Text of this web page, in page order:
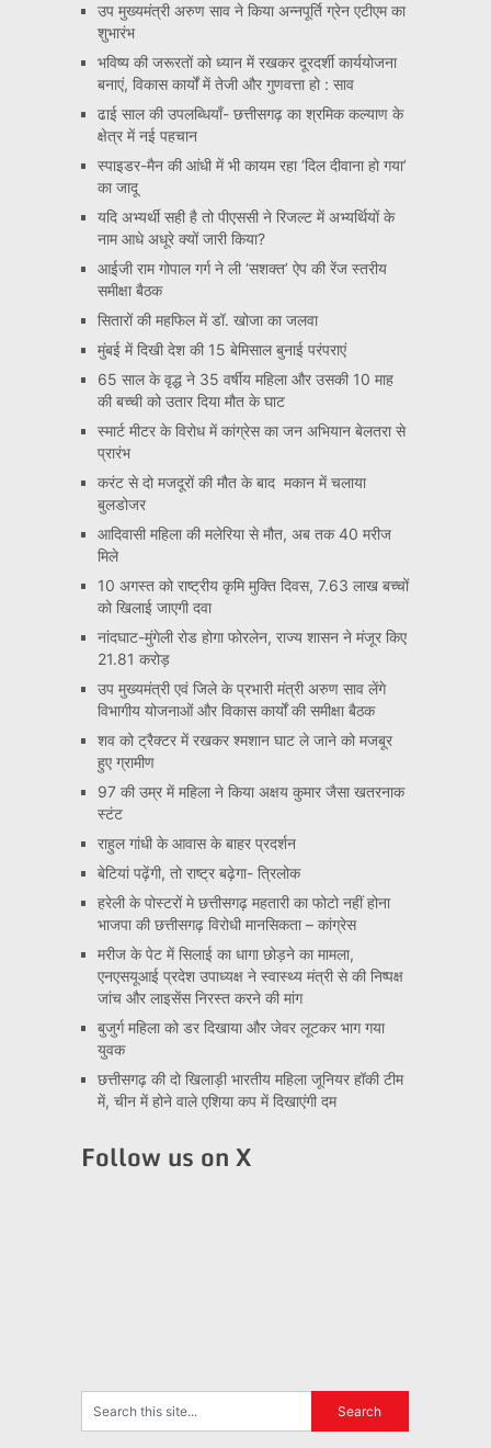
उप मुख्यमंत्री अरुण साव ने किया अन्नपूर्ति ग्रेन एटीएम का
शुभारंभ
भविष्य की जरूरतों को ध्यान में रखकर दूरदर्शी कार्ययोजना
बनाएं, विकास कार्यों में तेजी और गुणवत्ता हो : साव
ढाई साल की उपलब्धियाँ- छत्तीसगढ़ का श्रमिक कल्याण के
क्षेत्र में नई पहचान
स्पाइडर-मैन की आंधी में भी कायम रहा ‘दिल दीवाना हो गया’
का जादू
यदि अभ्यर्थी सही है तो पीएससी ने रिजल्ट में अभ्यर्थियों के
नाम आधे अधूरे क्यों जारी किया?
आईजी राम गोपाल गर्ग ने ली ‘सशक्त’ ऐप की रेंज स्तरीय
समीक्षा बैठक
सितारों की महफिल में डॉ. खोजा का जलवा
मुंबई में दिखी देश की 15 बेमिसाल बुनाई परंपराएं
65 साल के वृद्ध ने 35 वर्षीय महिला और उसकी 10 माह
की बच्ची को उतार दिया मौत के घाट
स्मार्ट मीटर के विरोध में कांग्रेस का जन अभियान बेलतरा से
प्रारंभ
करंट से दो मजदूरों की मौत के बाद मकान में चलाया
बुलडोजर
आदिवासी महिला की मलेरिया से मौत, अब तक 40 मरीज
मिले
10 अगस्त को राष्ट्रीय कृमि मुक्ति दिवस, 7.63 लाख बच्चों
को खिलाई जाएगी दवा
नांदघाट-मुंगेली रोड होगा फोरलेन, राज्य शासन ने मंजूर किए
21.81 करोड़
उप मुख्यमंत्री एवं जिले के प्रभारी मंत्री अरुण साव लेंगे
विभागीय योजनाओं और विकास कार्यों की समीक्षा बैठक
शव को ट्रैक्टर में रखकर श्मशान घाट ले जाने को मजबूर
हुए ग्रामीण
97 की उम्र में महिला ने किया अक्षय कुमार जैसा खतरनाक
स्टंट
राहुल गांधी के आवास के बाहर प्रदर्शन
बेटियां पढ़ेंगी, तो राष्ट्र बढ़ेगा- त्रिलोक
हरेली के पोस्टरों मे छत्तीसगढ़ महतारी का फोटो नहीं होना
भाजपा की छत्तीसगढ़ विरोधी मानसिकता – कांग्रेस
मरीज के पेट में सिलाई का धागा छोड़ने का मामला,
एनएसयूआई प्रदेश उपाध्यक्ष ने स्वास्थ्य मंत्री से की निष्पक्ष
जांच और लाइसेंस निरस्त करने की मांग
बुजुर्ग महिला को डर दिखाया और जेवर लूटकर भाग गया
युवक
छत्तीसगढ़ की दो खिलाड़ी भारतीय महिला जूनियर हॉकी टीम
में, चीन में होने वाले एशिया कप में दिखाएंगी दम
Follow us on X